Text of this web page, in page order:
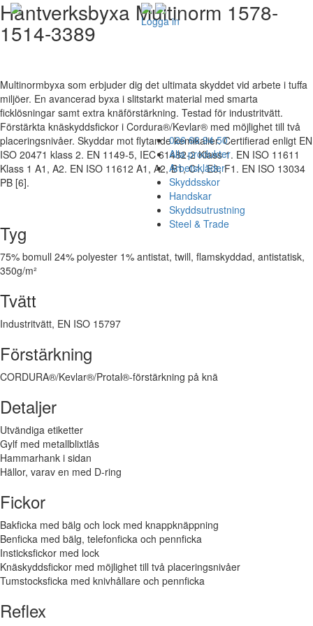
Logga in
026 66 94 50
Alla produkter
Arbetskläder
Skyddsskor
Handskar
Skyddsutrustning
Steel & Trade
Hantverksbyxa Multinorm 1578-
1514-3389
Multinormbyxa som erbjuder dig det ultimata skyddet vid arbete i tuffa
miljöer. En avancerad byxa i slitstarkt material med smarta
ficklösningar samt extra knäförstärkning. Testad för industritvätt.
Förstärkta knäskyddsfickor i Cordura®/Kevlar® med möjlighet till två
placeringsnivåer. Skyddar mot flytande kemikalier. Certifierad enligt EN
ISO 20471 klass 2. EN 1149-5, IEC 61482-2 Klass 1. EN ISO 11611
Klass 1 A1, A2. EN ISO 11612 A1, A2, B1, C1, E3, F1. EN ISO 13034
PB [6].
Tyg
75% bomull 24% polyester 1% antistat, twill, flamskyddad, antistatisk,
350g/m²
Tvätt
Industritvätt, EN ISO 15797
Förstärkning
CORDURA®/Kevlar®/Protal®-förstärkning på knä
Detaljer
Utvändiga etiketter
Gylf med metallblixtlås
Hammarhank i sidan
Hällor, varav en med D-ring
Fickor
Bakficka med bälg och lock med knappknäppning
Benficka med bälg, telefonficka och pennficka
Insticksfickor med lock
Knäskyddsfickor med möjlighet till två placeringsnivåer
Tumstocksficka med knivhållare och pennficka
Reflex